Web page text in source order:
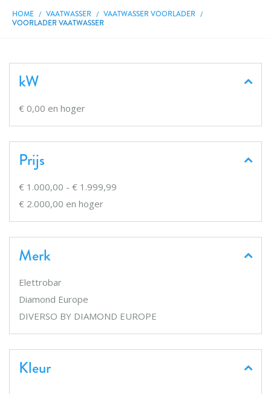
HOME VAATWASSER
VAATWASSER VOORLADER
VOORLADER VAATWASSER
kW
€ 0,00 en hoger
Prijs
€ 1.000,00 - € 1.999,99
€ 2.000,00 en hoger
Merk
Elettrobar
Diamond Europe
DIVERSO BY DIAMOND EUROPE
Kleur